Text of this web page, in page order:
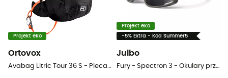
Projekt eko
Ortovox
Projekt eko
-5% Extra - Kod Summer5
Julbo